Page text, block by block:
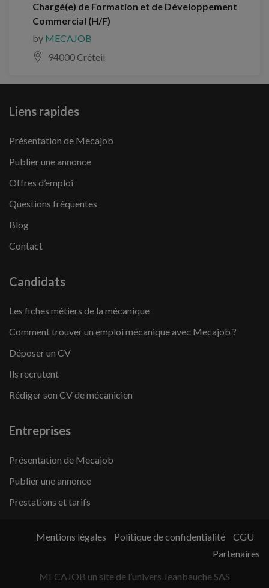
Chargé(e) de Formation et de Développement
Commercial (H/F)
by MECAJOB
94000 Créteil
Liens rapides
Présentation de Mecajob
Publier une annonce
Offres d’emploi
Questions fréquentes
Blog
Contact
Candidats
Les fiches métiers de la mécanique
Comment trouver un emploi mécanique avec Mecajob ?
Déposer un CV
Ils recrutent
Rédiger son CV de mécanicien
Entreprises
Présentation de Mecajob
Publier une annonce
Prestations et tarifs
MECAJOB un site de l’univers Jeanbauche SAS
Mentions légales Politique de confidentialité
CGU
Partenaires